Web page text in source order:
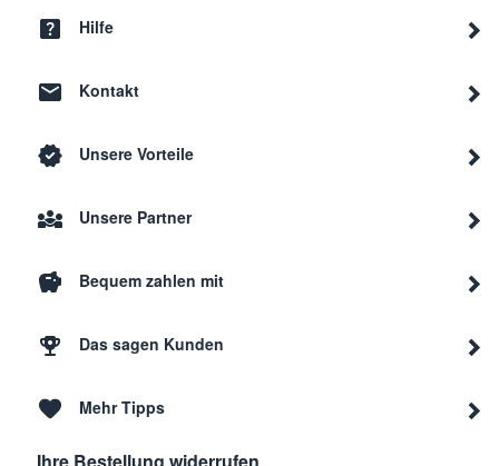
Hilfe
Kontakt
Unsere Vorteile
Unsere Partner
Bequem zahlen mit
Das sagen Kunden
Mehr Tipps